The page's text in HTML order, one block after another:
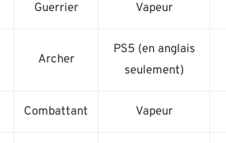
Guerrier Vapeur
Archer
PS5 (en anglais
seulement)
Combattant Vapeur